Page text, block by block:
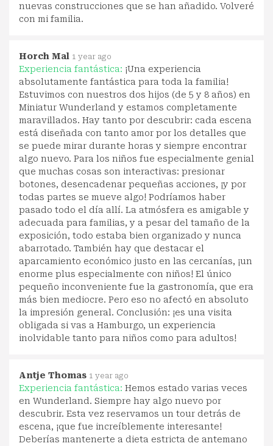
nuevas construcciones que se han añadido. Volveré
con mi familia.
Horch Mal 1 year ago
Experiencia fantástica: ¡Una experiencia
absolutamente fantástica para toda la familia!
Estuvimos con nuestros dos hijos (de 5 y 8 años) en
Miniatur Wunderland y estamos completamente
maravillados. Hay tanto por descubrir: cada escena
está diseñada con tanto amor por los detalles que
se puede mirar durante horas y siempre encontrar
algo nuevo. Para los niños fue especialmente genial
que muchas cosas son interactivas: presionar
botones, desencadenar pequeñas acciones, ¡y por
todas partes se mueve algo! Podríamos haber
pasado todo el día allí. La atmósfera es amigable y
adecuada para familias, y a pesar del tamaño de la
exposición, todo estaba bien organizado y nunca
abarrotado. También hay que destacar el
aparcamiento económico justo en las cercanías, ¡un
enorme plus especialmente con niños! El único
pequeño inconveniente fue la gastronomía, que era
más bien mediocre. Pero eso no afectó en absoluto
la impresión general. Conclusión: ¡es una visita
obligada si vas a Hamburgo, un experiencia
inolvidable tanto para niños como para adultos!
Antje Thomas 1 year ago
Experiencia fantástica: Hemos estado varias veces
en Wunderland. Siempre hay algo nuevo por
descubrir. Esta vez reservamos un tour detrás de
escena, ¡que fue increíblemente interesante!
Deberías mantenerte a dieta estricta de antemano